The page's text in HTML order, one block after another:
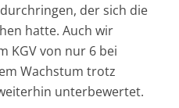
der sich die
hatte. Auch wir
KGV von nur 6 bei
Wachstum trotz
unterbewertet.